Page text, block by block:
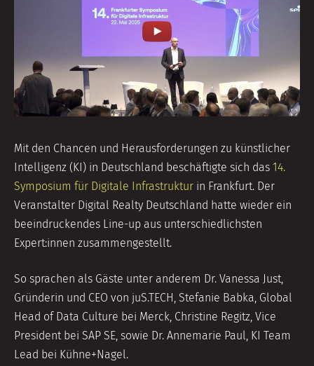
Mit den Chancen und Herausforderungen zu künstlicher
Intelligenz (KI) in Deutschland beschäftigte sich das 14.
Symposium für Digitale Infrastruktur in Frankfurt. Der
Veranstalter Digital Realty Deutschland hatte wieder ein
beeindruckendes Line-up aus unterschiedlichsten
Expert:innen zusammengestellt.
So sprachen als Gäste unter anderem Dr. Vanessa Just,
Gründerin und CEO von juS.TECH, Stefanie Babka, Global
Head of Data Culture bei Merck, Christine Regitz, Vice
President bei SAP SE, sowie Dr. Annemarie Paul, KI Team
Lead bei Kühne+Nagel.